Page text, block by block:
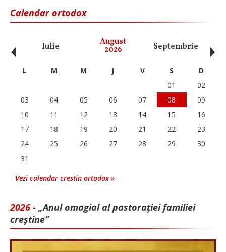
Calendar ortodox
Iulie August
2026 Septembrie
‹ L M M J V S
D
01
02
03
04 05 06 07 08
09
10
11 12 13 14 15
16
17
18 19 20 21 22
23
24
25 26 27 28 29
30
31
Vezi calendar crestin ortodox »
2026 - „Anul omagial al pastorației familiei
creștine”